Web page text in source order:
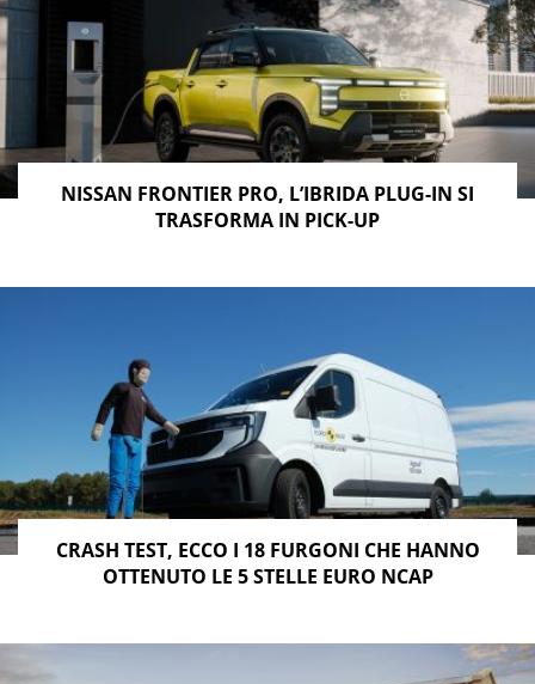
NISSAN FRONTIER PRO, L’IBRIDA PLUG-IN SI
TRASFORMA IN PICK-UP
CRASH TEST, ECCO I 18 FURGONI CHE HANNO
OTTENUTO LE 5 STELLE EURO NCAP